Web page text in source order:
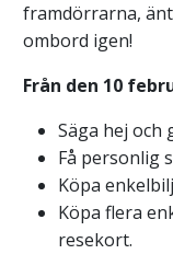
framdörrarna,
ombord igen!
Från den 10
Säga hej och
Få personlig
Köpa
Köpa flera
resekort.